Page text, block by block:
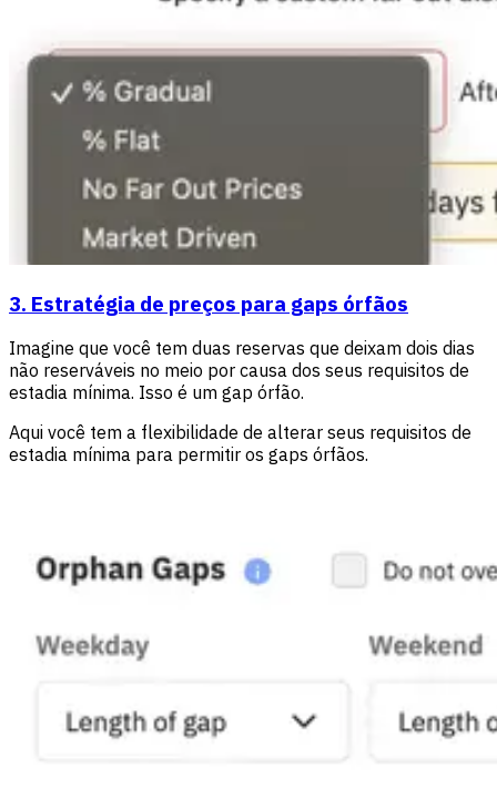
3. Estratégia de preços para gaps órfãos
Imagine que você tem duas reservas que deixam dois dias
não reserváveis no meio por causa dos seus requisitos de
estadia mínima. Isso é um gap órfão.
Aqui você tem a flexibilidade de alterar seus requisitos de
estadia mínima para permitir os gaps órfãos.